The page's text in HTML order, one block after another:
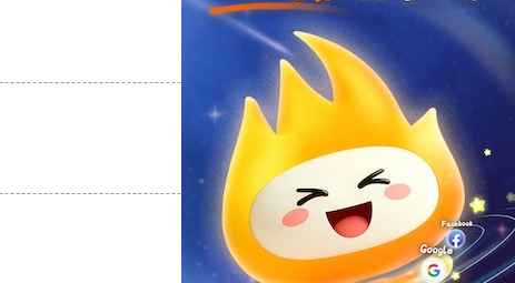
支持
支持 反对 [0]